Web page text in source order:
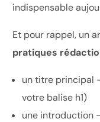
indispensable
Et pour rappel, un
pratiques
un titre principal
votre balise h1)
une introduction